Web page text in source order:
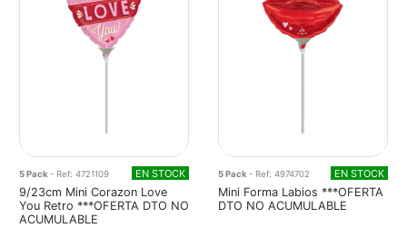
5 Pack - Ref: 4721109 EN STOCK
9/23cm Mini Corazon Love
You Retro ***OFERTA DTO NO
ACUMULABLE
5 Pack - Ref: 4974702 EN STOCK
Mini Forma Labios ***OFERTA
DTO NO ACUMULABLE